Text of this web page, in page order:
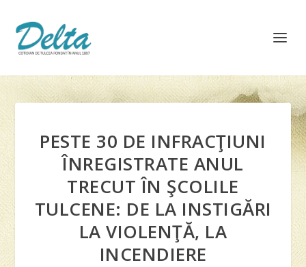
PESTE 30 DE INFRACŢIUNI
ÎNREGISTRATE ANUL
TRECUT ÎN ŞCOLILE
TULCENE: DE LA INSTIGĂRI
LA VIOLENŢĂ, LA
INCENDIERE